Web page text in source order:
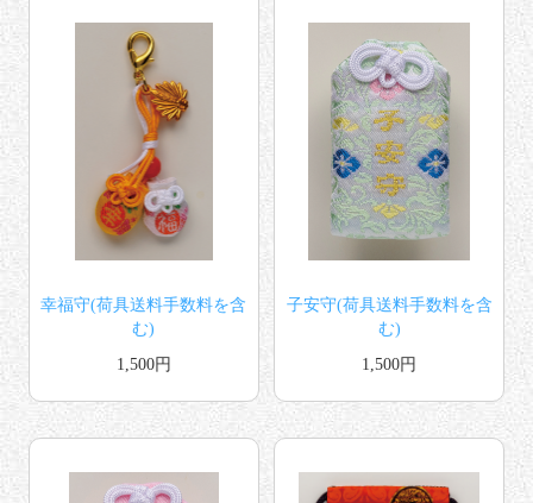
幸福守(荷具送料手数料を含
む)
1,500円
子安守(荷具送料手数料を含
む)
1,500円